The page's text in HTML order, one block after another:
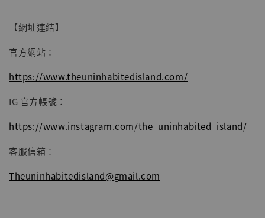
【網址連結】
官方網站：
https://www.theuninhabitedisland.com/
IG 官方帳號：
https://www.instagram.com/the_uninhabited_island/
客服信箱：
Theuninhabitedisland@gmail.com